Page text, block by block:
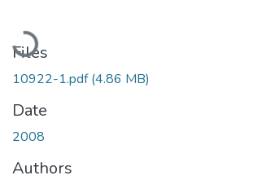
Loading...
Files
10922-1.pdf(4.86 MB)
Date
2008
Authors